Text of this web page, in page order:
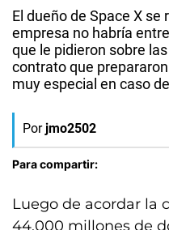
El dueño de Space X
empresa no habría
que le pidieron sobre
contrato que
muy especial en caso
Por jmo2502
Para compartir:
Luego de acordar la
44.000 millones de